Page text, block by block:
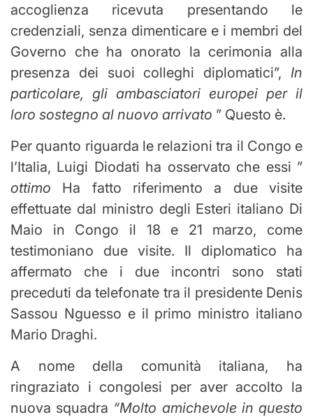
accoglienza ricevuta presentando le
credenziali, senza dimenticare e i membri del
Governo che ha onorato la cerimonia alla
presenza dei suoi colleghi diplomatici”, In
particolare, gli ambasciatori europei per il
loro sostegno al nuovo arrivato ” Questo è.
Per quanto riguarda le relazioni tra il Congo e
l’Italia, Luigi Diodati ha osservato che essi ”
ottimo Ha fatto riferimento a due visite
effettuate dal ministro degli Esteri italiano Di
Maio in Congo il 18 e 21 marzo, come
testimoniano due visite. Il diplomatico ha
affermato che i due incontri sono stati
preceduti da telefonate tra il presidente Denis
Sassou Nguesso e il primo ministro italiano
Mario Draghi.
A nome della comunità italiana, ha
ringraziato i congolesi per aver accolto la
nuova squadra “Molto amichevole in questo